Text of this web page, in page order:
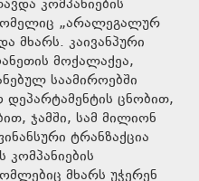
კომპანიების
„არალეგალურ
მხარს. კაივანპური
მოქალაქეა,
საამიროებში
დეპარტამენტის ცნობით,
ჯამში, სამ მილიონ
ტრანზაქცია
მხარს უჭერენ